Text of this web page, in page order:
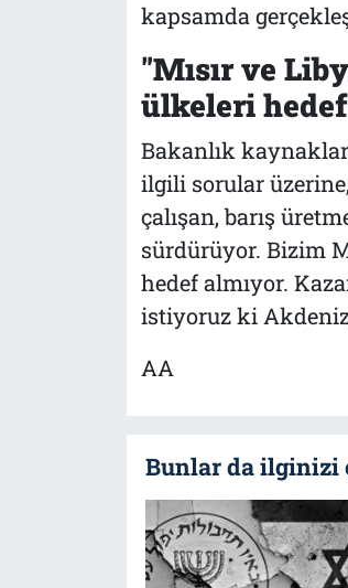
kapsamda
"Mısır ve
ülkeleri
Bakanlık
ilgili sorular
çalışan, barış
sürdürüyor. Bizim
hedef almıyor.
istiyoruz ki
AA
Bunlar da ilginizi